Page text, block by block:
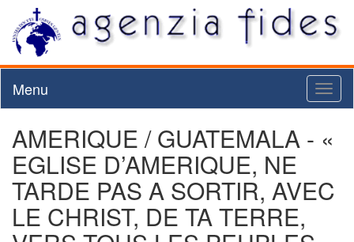
Menu
AMERIQUE / GUATEMALA - «
EGLISE D’AMERIQUE, NE
TARDE PAS A SORTIR, AVEC
LE CHRIST, DE TA TERRE,